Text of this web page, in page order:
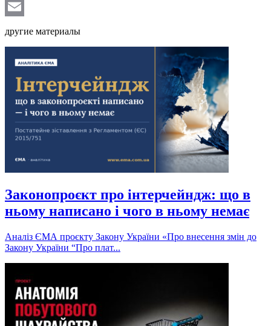
Telegram
другие материалы
Законопроєкт про інтерчейндж: що в
ньому написано і чого в ньому немає
Аналіз ЄМА проєкту Закону України «Про внесення змін до
Закону України “Про плат...